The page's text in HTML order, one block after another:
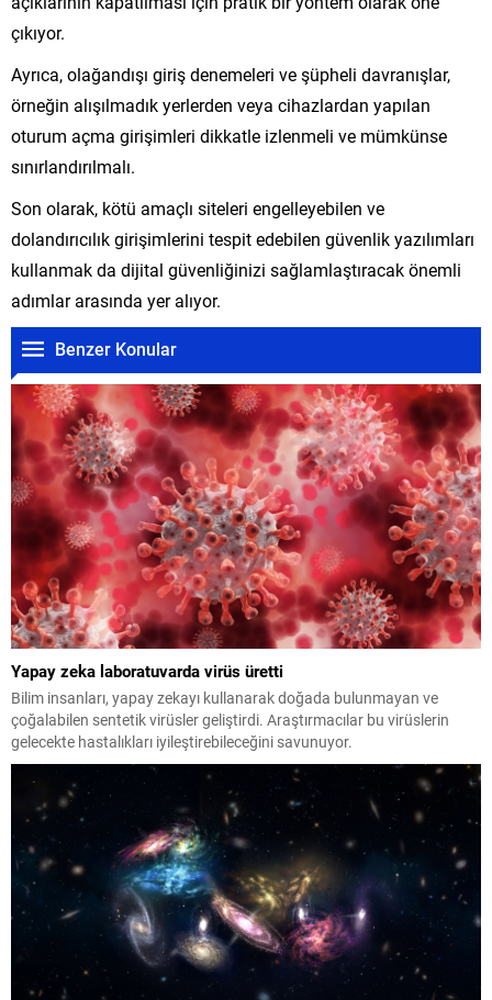
çıkıyor.
Ayrıca, olağandışı giriş denemeleri ve şüpheli davranışlar,
örneğin alışılmadık yerlerden veya cihazlardan yapılan
oturum açma girişimleri dikkatle izlenmeli ve mümkünse
sınırlandırılmalı.
Son olarak, kötü amaçlı siteleri engelleyebilen ve
dolandırıcılık girişimlerini tespit edebilen güvenlik yazılımları
kullanmak da dijital güvenliğinizi sağlamlaştıracak önemli
adımlar arasında yer alıyor.
Benzer Konular
Yapay zeka laboratuvarda virüs üretti
Bilim insanları, yapay zekayı kullanarak doğada bulunmayan ve
çoğalabilen sentetik virüsler geliştirdi. Araştırmacılar bu virüslerin
gelecekte hastalıkları iyileştirebileceğini savunuyor.